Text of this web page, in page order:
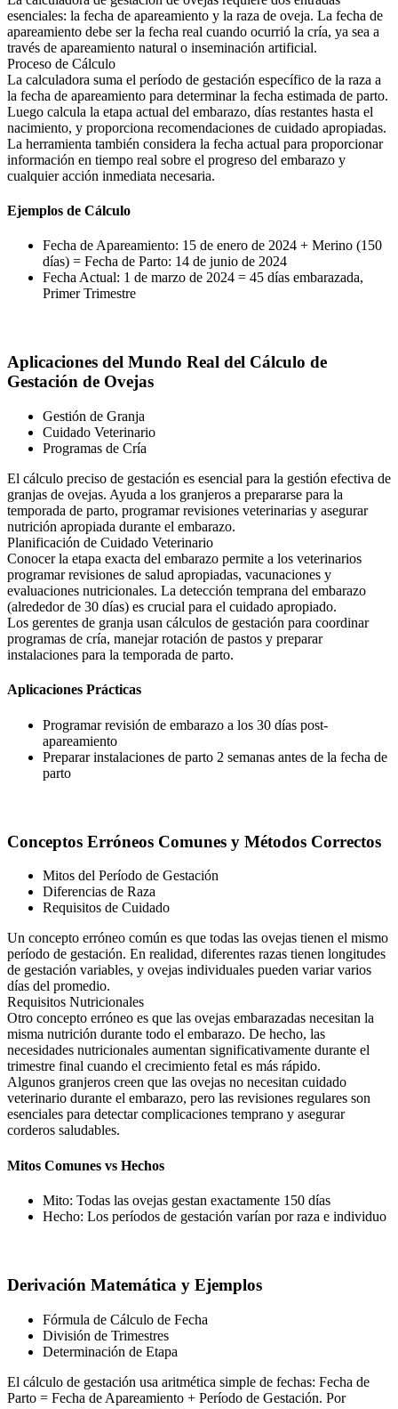
esenciales: la fecha de apareamiento y la raza de oveja. La fecha de
apareamiento debe ser la fecha real cuando ocurrió la cría, ya sea a
través de apareamiento natural o inseminación artificial.
Proceso de Cálculo
La calculadora suma el período de gestación específico de la raza a
la fecha de apareamiento para determinar la fecha estimada de parto.
Luego calcula la etapa actual del embarazo, días restantes hasta el
nacimiento, y proporciona recomendaciones de cuidado apropiadas.
La herramienta también considera la fecha actual para proporcionar
información en tiempo real sobre el progreso del embarazo y
cualquier acción inmediata necesaria.
Ejemplos de Cálculo
Fecha de Apareamiento: 15 de enero de 2024 + Merino (150
días) = Fecha de Parto: 14 de junio de 2024
Fecha Actual: 1 de marzo de 2024 = 45 días embarazada,
Primer Trimestre
Aplicaciones del Mundo Real del Cálculo de
Gestación de Ovejas
Gestión de Granja
Cuidado Veterinario
Programas de Cría
El cálculo preciso de gestación es esencial para la gestión efectiva de
granjas de ovejas. Ayuda a los granjeros a prepararse para la
temporada de parto, programar revisiones veterinarias y asegurar
nutrición apropiada durante el embarazo.
Planificación de Cuidado Veterinario
Conocer la etapa exacta del embarazo permite a los veterinarios
programar revisiones de salud apropiadas, vacunaciones y
evaluaciones nutricionales. La detección temprana del embarazo
(alrededor de 30 días) es crucial para el cuidado apropiado.
Los gerentes de granja usan cálculos de gestación para coordinar
programas de cría, manejar rotación de pastos y preparar
instalaciones para la temporada de parto.
Aplicaciones Prácticas
Programar revisión de embarazo a los 30 días post-
apareamiento
Preparar instalaciones de parto 2 semanas antes de la fecha de
parto
Conceptos Erróneos Comunes y Métodos Correctos
Mitos del Período de Gestación
Diferencias de Raza
Requisitos de Cuidado
Un concepto erróneo común es que todas las ovejas tienen el mismo
período de gestación. En realidad, diferentes razas tienen longitudes
de gestación variables, y ovejas individuales pueden variar varios
días del promedio.
Requisitos Nutricionales
Otro concepto erróneo es que las ovejas embarazadas necesitan la
misma nutrición durante todo el embarazo. De hecho, las
necesidades nutricionales aumentan significativamente durante el
trimestre final cuando el crecimiento fetal es más rápido.
Algunos granjeros creen que las ovejas no necesitan cuidado
veterinario durante el embarazo, pero las revisiones regulares son
esenciales para detectar complicaciones temprano y asegurar
corderos saludables.
Mitos Comunes vs Hechos
Mito: Todas las ovejas gestan exactamente 150 días
Hecho: Los períodos de gestación varían por raza e individuo
Derivación Matemática y Ejemplos
Fórmula de Cálculo de Fecha
División de Trimestres
Determinación de Etapa
El cálculo de gestación usa aritmética simple de fechas: Fecha de
Parto = Fecha de Apareamiento + Período de Gestación. Por